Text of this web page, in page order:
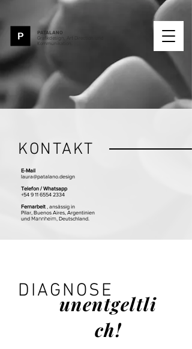
PATALANO
Grafikdesign, Art Direction und
Kommunikation.
KONTAKT
E-Mail
laura@patalano.design
Telefon / Whatsapp
+54 9 11 6554 2334
Fernarbeit , ansässig in
Pilar, Buenos Aires, Argentinien
und Mannheim , Deutschland.
unentgeltli
ch!
DIAGNOSE